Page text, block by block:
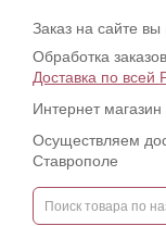
Заказ на сайте вы
Обработка
Доставка по всей
Интернет
Осуществляем
Ставрополе